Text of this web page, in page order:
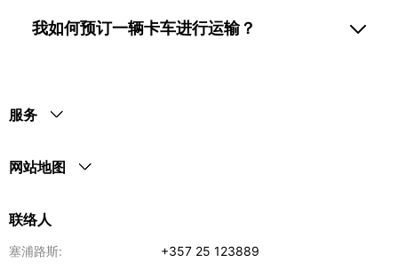
我如何预订一辆卡车进行运输？
服务
网站地图
联络人
塞浦路斯:
+357 25 123889